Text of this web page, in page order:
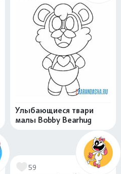
Улыбающиеся твари
малы Bobby Bearhug
59